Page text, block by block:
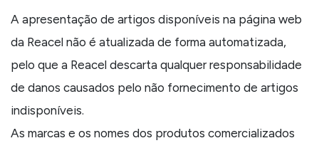
A apresentação de artigos disponíveis na página web
da Reacel não é atualizada de forma automatizada,
pelo que a Reacel descarta qualquer responsabilidade
de danos causados pelo não fornecimento de artigos
indisponíveis.
As marcas e os nomes dos produtos comercializados